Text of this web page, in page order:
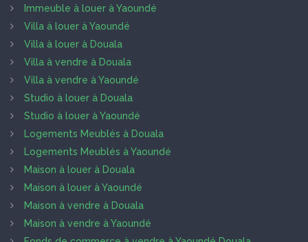
Immeuble à louer à Yaoundé
Villa à louer à Yaoundé
Villa à louer à Douala
Villa à vendre à Douala
Villa à vendre à Yaoundé
Studio à louer à Douala
Studio à louer à Yaoundé
Logements Meublés à Douala
Logements Meublés à Yaoundé
Maison à louer à Douala
Maison à louer à Yaoundé
Maison à vendre à Douala
Maison à vendre à Yaoundé